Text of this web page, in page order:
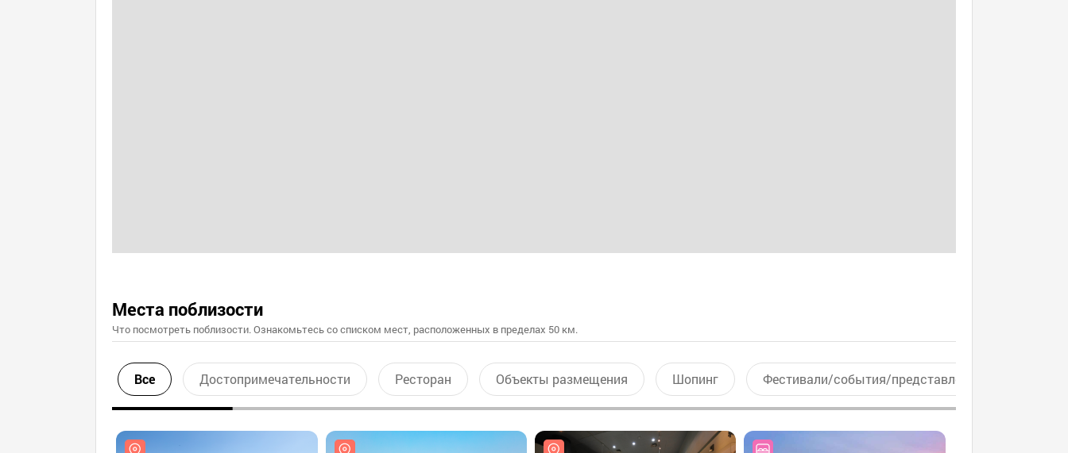
Места поблизости
Что посмотреть поблизости. Ознакомьтесь со списком мест, расположенных в пределах 50 км.
Все Достопримечательности Ресторан Объекты размещения Шопинг Фестивали/события/представления